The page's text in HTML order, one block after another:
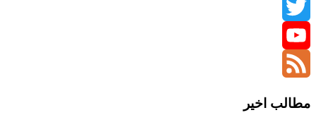
Instagram
Twitter
YouTube
مطالب اخیر